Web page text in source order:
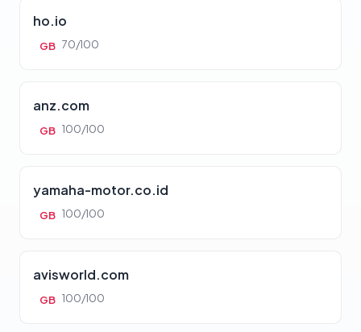
ho.io
GB 70/100
anz.com
GB 100/100
yamaha-motor.co.id
GB 100/100
avisworld.com
GB 100/100